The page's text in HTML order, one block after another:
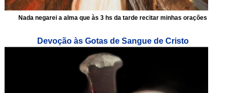
Nada negarei a alma que às 3 hs da tarde recitar minhas orações
Devoção às Gotas de Sangue de Cristo